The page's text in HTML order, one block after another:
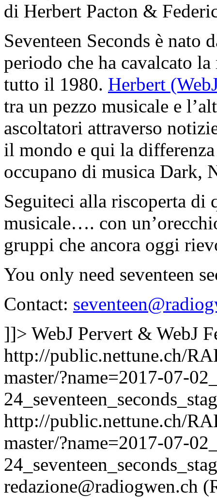
di Herbert Pacton &
Seventeen Seconds è nato
periodo che ha cavalcato
tutto il 1980. Herbert
tra un pezzo musicale e
ascoltatori attraverso
il mondo e qui la
occupano di musica Dark,
Seguiteci alla riscoperta di
musicale…. con
gruppi che ancora oggi
You only need seventeen
Contact:
]]> WebJ Pervert & WebJ
http://public.nettune.ch/
master/?name=2017-07-
http://public.nettune.ch/
master/?name=2017-07-
redazione@radiogwen.ch